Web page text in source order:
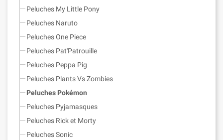
Peluches My Little Pony
Peluches Naruto
Peluches One Piece
Peluches Pat'Patrouille
Peluches Peppa Pig
Peluches Plants Vs Zombies
Peluches Pokémon
Peluches Pyjamasques
Peluches Rick et Morty
Peluches Sonic